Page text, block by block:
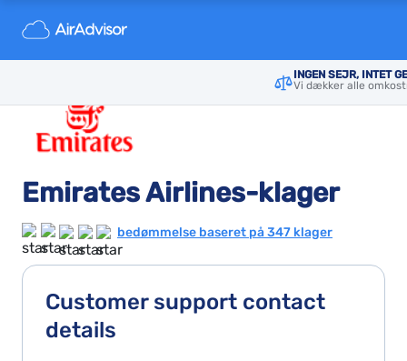
INGEN SEJR, INTET
Vi dækker alle
Emirates Airlines-klager
bedømmelse baseret på 347 klager
Customer support contact
details